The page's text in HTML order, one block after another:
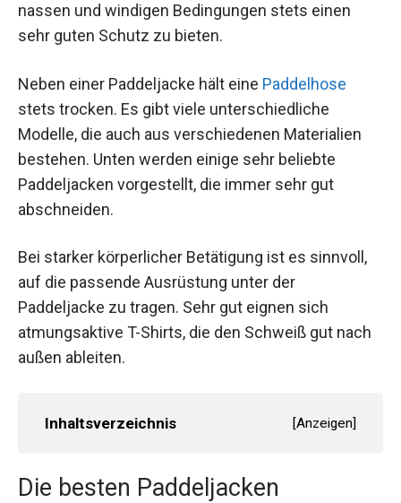
nassen und windigen Bedingungen stets einen
sehr guten Schutz zu bieten.
Neben einer Paddeljacke hält eine Paddelhose
stets trocken. Es gibt viele unterschiedliche
Modelle, die auch aus verschiedenen Materialien
bestehen. Unten werden einige sehr beliebte
Paddeljacken vorgestellt, die immer sehr gut
abschneiden.
Bei starker körperlicher Betätigung ist es sinnvoll,
auf die passende Ausrüstung unter der
Paddeljacke zu tragen. Sehr gut eignen sich
atmungsaktive T-Shirts, die den Schweiß gut nach
außen ableiten.
Inhaltsverzeichnis [Anzeigen]
Die besten Paddeljacken